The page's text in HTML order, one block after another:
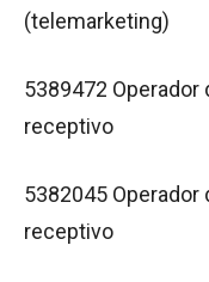
(telemarketing)
5389472
receptivo
5382045
receptivo